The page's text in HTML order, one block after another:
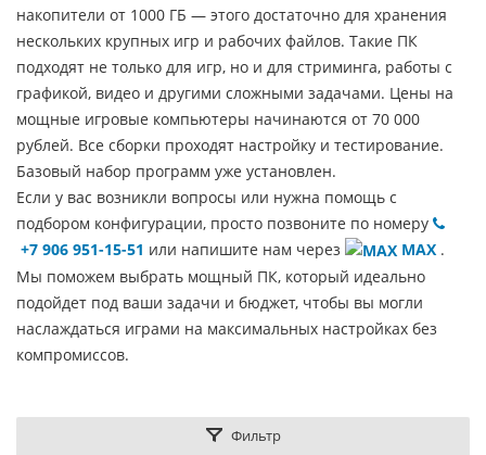
накопители от 1000 ГБ — этого достаточно для хранения
нескольких крупных игр и рабочих файлов. Такие ПК
подходят не только для игр, но и для стриминга, работы с
графикой, видео и другими сложными задачами. Цены на
мощные игровые компьютеры начинаются от 70 000
рублей. Все сборки проходят настройку и тестирование.
Базовый набор программ уже установлен.
Если у вас возникли вопросы или нужна помощь с
подбором конфигурации, просто позвоните по номеру
+7 906 951-15-51 или напишите нам через MAX .
Мы поможем выбрать мощный ПК, который идеально
подойдет под ваши задачи и бюджет, чтобы вы могли
наслаждаться играми на максимальных настройках без
компромиссов.
Фильтр